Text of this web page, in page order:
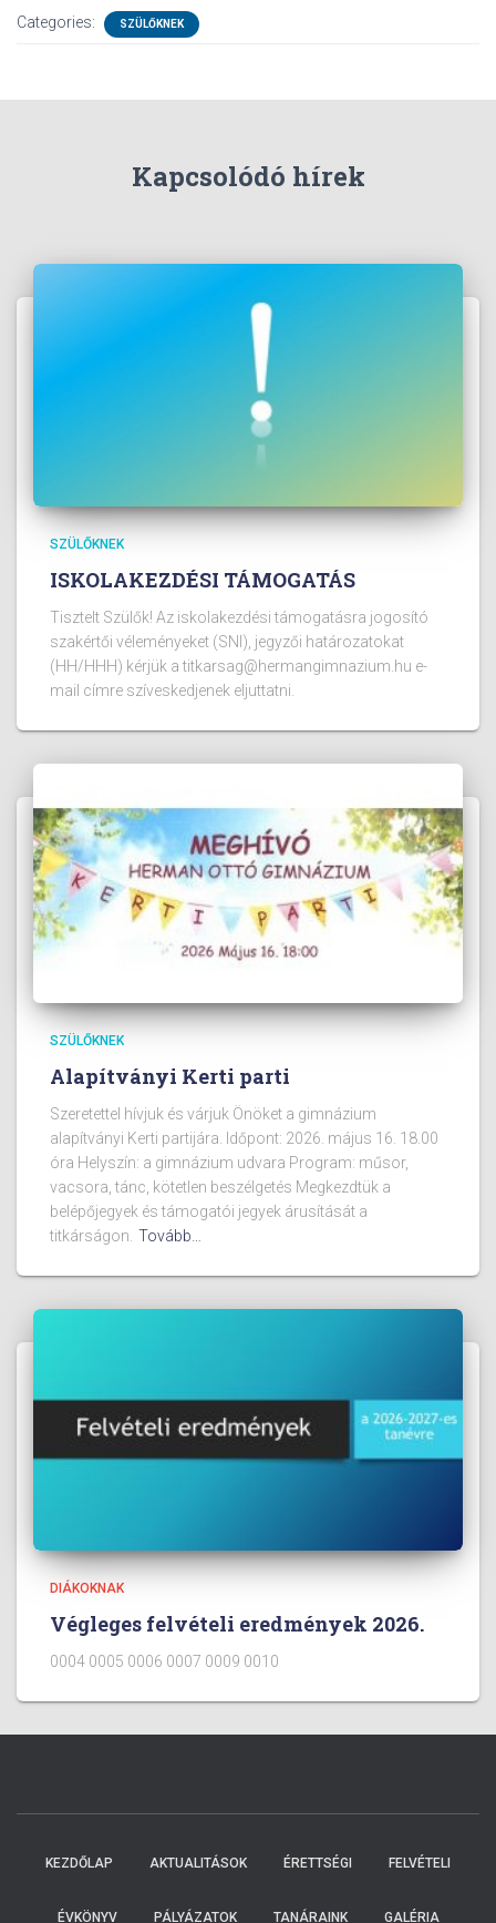
Categories: SZÜLŐKNEK
Kapcsolódó hírek
SZÜLŐKNEK
ISKOLAKEZDÉSI TÁMOGATÁS
Tisztelt Szülők! Az iskolakezdési támogatásra jogosító
szakértői véleményeket (SNI), jegyzői határozatokat
(HH/HHH) kérjük a titkarsag@hermangimnazium.hu e-
mail címre szíveskedjenek eljuttatni.
SZÜLŐKNEK
Alapítványi Kerti parti
Szeretettel hívjuk és várjuk Önöket a gimnázium
alapítványi Kerti partijára. Időpont: 2026. május 16. 18.00
óra Helyszín: a gimnázium udvara Program: műsor,
vacsora, tánc, kötetlen beszélgetés Megkezdtük a
belépőjegyek és támogatói jegyek árusítását a
titkárságon. Tovább…
DIÁKOKNAK
Végleges felvételi eredmények 2026.
0004 0005 0006 0007 0009 0010
KEZDŐLAP AKTUALITÁSOK ÉRETTSÉGI FELVÉTELI
ÉVKÖNYV PÁLYÁZATOK TANÁRAINK GALÉRIA